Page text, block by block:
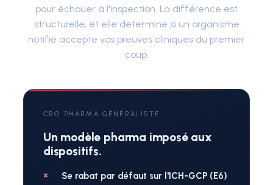
pour échouer à l'inspection. La différence est
structurelle, et elle détermine si un organisme
notifié accepte vos preuves cliniques du premier
coup.
CRO PHARMA GÉNÉRALISTE
Un modèle pharma imposé aux
dispositifs.
Se rabat par défaut sur l'ICH-GCP (E6)